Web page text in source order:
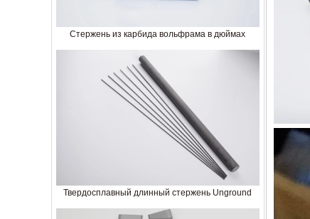
Стержень из карбида вольфрама в дюймах
Твердосплавный длинный стержень Unground